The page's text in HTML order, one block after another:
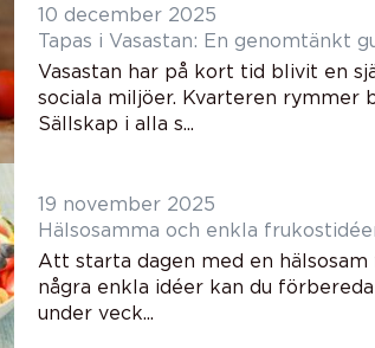
10 december 2025
Tapas i Vasastan: En genomtänkt
Vasastan har på kort tid blivit en
sociala miljöer. Kvarteren rymmer
Sällskap i alla s...
19 november 2025
Hälsosamma och enkla
Att starta dagen med en
några enkla idéer kan du
under veck...